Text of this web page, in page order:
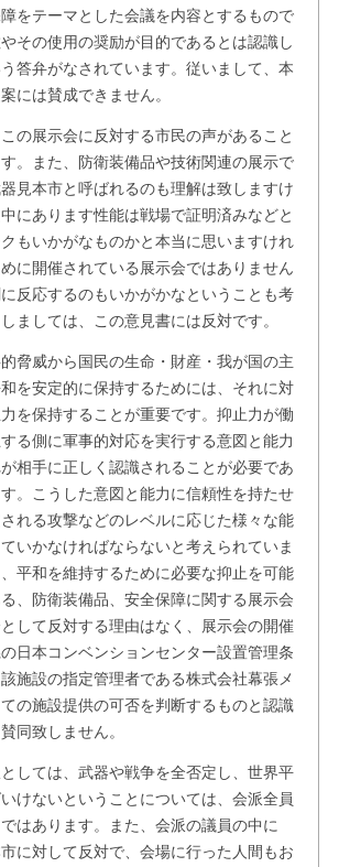
をテーマとした会議を内容とするもので
その使用の奨励が目的であるとは認識し
答弁がなされています。従いまして、本
には賛成できません。
の展示会に反対する市民の声があること
。また、防衛装備品や技術関連の展示で
見本市と呼ばれるのも理解は致しますけ
にあります性能は戦場で証明済みなどと
もいかがなものかと本当に思いますけれ
に開催されている展示会ではありません
反応するのもいかがかなということも考
ましては、この意見書には反対です。
脅威から国民の生命・財産・我が国の主
を安定的に保持するためには、それに対
を保持することが重要です。抑止力が働
る側に軍事的対応を実行する意図と能力
相手に正しく認識されることが必要であ
。こうした意図と能力に信頼性を持たせ
れる攻撃などのレベルに応じた様々な能
いかなければならないと考えられていま
平和を維持するために必要な抑止を可能
、防衛装備品、安全保障に関する展示会
して反対する理由はなく、展示会の開催
日本コンベンションセンター設置管理条
施設の指定管理者である株式会社幕張メ
の施設提供の可否を判断するものと認識
同致しません。
しては、武器や戦争を全否定し、世界平
けないということについては、会派全員
はあります。また、会派の議員の中に
に対して反対で、会場に行った人間もお